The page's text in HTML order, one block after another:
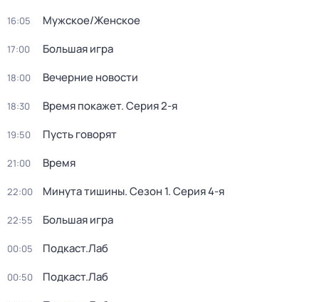
16:05 Мужское/Женское
17:00 Большая игра
18:00 Вечерние новости
18:30 Время покажет. Серия 2-я
19:50 Пусть говорят
21:00 Время
22:00 Минута тишины. Сезон 1. Серия 4-я
22:55 Большая игра
00:05 Подкаст.Лаб
00:50 Подкаст.Лаб